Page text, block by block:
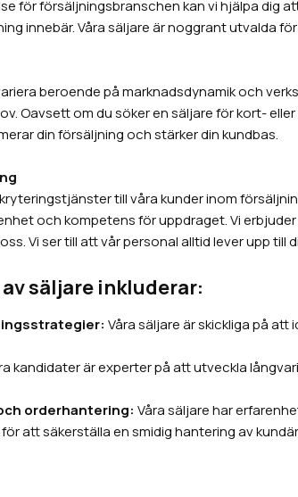
för försäljningsbranschen kan vi hjälpa dig
innebär. Våra säljare är noggrant utvalda
beroende på marknadsdynamik och
Oavsett om du söker en säljare för kort-
din försäljning och stärker din kundbas.
till våra kunder inom
och kompetens för uppdraget. Vi
Vi ser till att vår personal alltid lever upp till
säljare inkluderar:
Våra säljare är skickliga på
kandidater är experter på att utveckla
orderhantering: Våra säljare har
att säkerställa en smidig hantering av